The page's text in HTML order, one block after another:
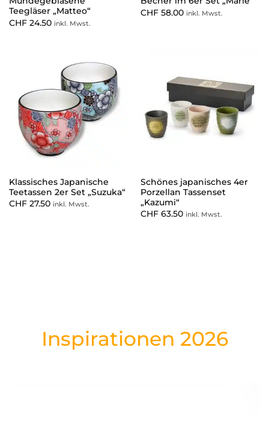
Teegläser „Matteo“
CHF24.50 inkl. Mwst.
CHF58.00 inkl. Mwst.
Klassisches Japanische
Teetassen 2er Set „Suzuka“
CHF27.50 inkl. Mwst.
Schönes japanisches 4er
Porzellan Tassenset
„Kazumi“
CHF63.50 inkl. Mwst.
Inspirationen 2026